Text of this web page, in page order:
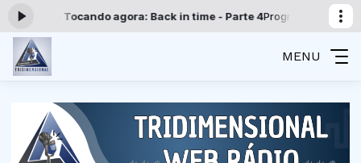
Tocando agora: Back in time - Parte 4Programação
MENU